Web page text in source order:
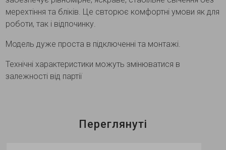
мерехтіння та бліків. Це свторює комфортні умови як для
роботи, так і відпочинку.
Модель дуже проста в підключенні та монтажі.
Технічні характеристики можуть змінюватися в
залежності від партії
Переглянуті